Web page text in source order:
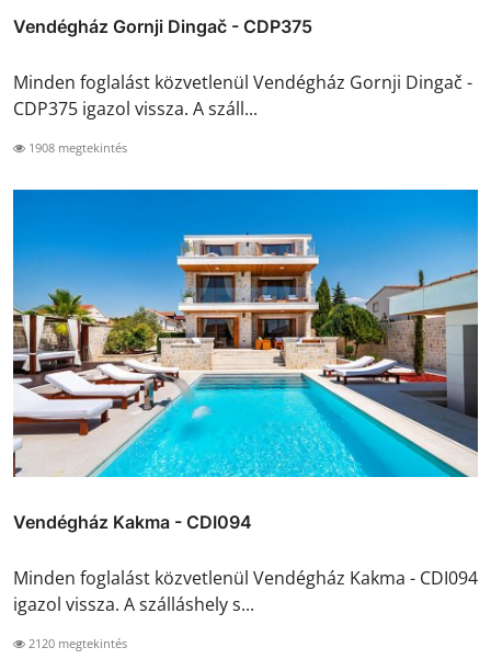
Vendégház Gornji Dingač - CDP375
Minden foglalást közvetlenül Vendégház Gornji Dingač -
CDP375 igazol vissza. A száll...
1908 megtekintés
Vendégház Kakma - CDI094
Minden foglalást közvetlenül Vendégház Kakma - CDI094
igazol vissza. A szálláshely s...
2120 megtekintés